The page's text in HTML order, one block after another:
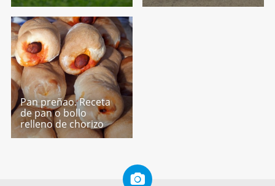
Pan preñao. Receta
de pan o bollo
relleno de chorizo